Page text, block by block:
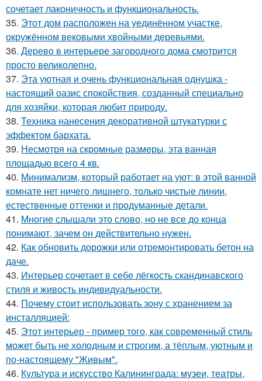
сочетает лаконичность и функциональность.
35. Этот дом расположен на уединённом участке,
окружённом вековыми хвойными деревьями.
36. Дерево в интерьере загородного дома смотрится
просто великолепно.
37. Эта уютная и очень функциональная однушка -
настоящий оазис спокойствия, созданный специально
для хозяйки, которая любит природу.
38. Техника нанесения декоративной штукатурки с
эффектом бархата.
39. Несмотря на скромные размеры, эта ванная
площадью всего 4 кв.
40. Минимализм, который работает на уют: в этой ванной
комнате нет ничего лишнего, только чистые линии,
естественные оттенки и продуманные детали.
41. Многие слышали это слово, но не все до конца
понимают, зачем он действительно нужен.
42. Как обновить дорожки или отремонтировать бетон на
даче.
43. Интерьер сочетает в себе лёгкость скандинавского
стиля и живость индивидуальности.
44. Почему стоит использовать зону с хранением за
инсталляцией:
45. Этот интерьер - пример того, как современный стиль
может быть не холодным и строгим, а тёплым, уютным и
по-настоящему "Живым".
46. Культура и искусство Калининграда: музеи, театры,